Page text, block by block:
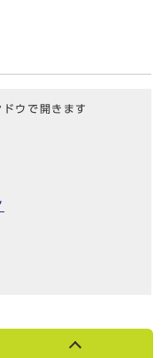
ウで開きます